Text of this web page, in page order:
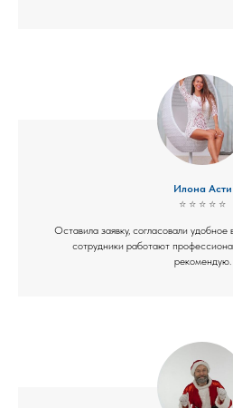
Илона Асти
⭐ ⭐ ⭐ ⭐ ⭐
Оставила заявку, согласовали
сотрудники работают
рекомендую.